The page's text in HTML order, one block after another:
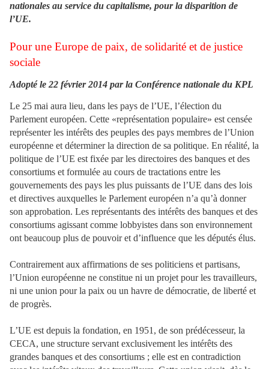
nationales au service du capitalisme, pour la disparition de
l’UE.
Pour une Europe de paix, de solidarité et de justice
sociale
Adopté le 22 février 2014 par la Conférence nationale du KPL
Le 25 mai aura lieu, dans les pays de l’UE, l’élection du
Parlement européen. Cette «représentation populaire» est censée
représenter les intérêts des peuples des pays membres de l’Union
européenne et déterminer la direction de sa politique. En réalité, la
politique de l’UE est fixée par les directoires des banques et des
consortiums et formulée au cours de tractations entre les
gouvernements des pays les plus puissants de l’UE dans des lois
et directives auxquelles le Parlement européen n’a qu’à donner
son approbation. Les représentants des intérêts des banques et des
consortiums agissant comme lobbyistes dans son environnement
ont beaucoup plus de pouvoir et d’influence que les députés élus.
Contrairement aux affirmations de ses politiciens et partisans,
l’Union européenne ne constitue ni un projet pour les travailleurs,
ni une union pour la paix ou un havre de démocratie, de liberté et
de progrès.
L’UE est depuis la fondation, en 1951, de son prédécesseur, la
CECA, une structure servant exclusivement les intérêts des
grandes banques et des consortiums ; elle est en contradiction